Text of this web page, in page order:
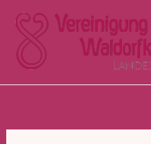
Inhalt
springen